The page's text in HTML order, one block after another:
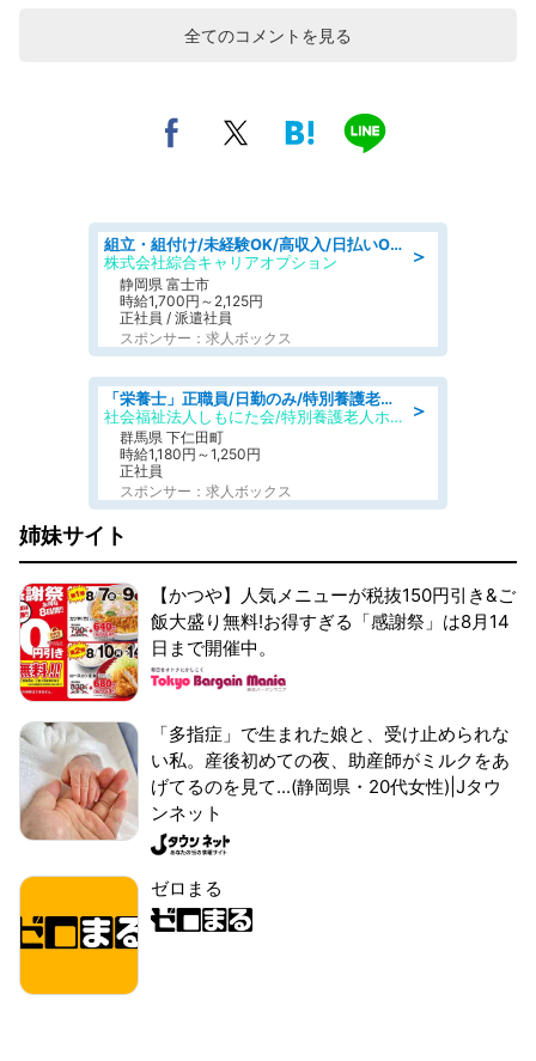
全てのコメントを見る
＞
組立・組付け/未経験OK/高収入/日払いOK/寮費無料/交替制
株式会社綜合キャリアオプション
静岡県 富士市
時給1,700円～2,125円
正社員 / 派遣社員
スポンサー：求人ボックス
＞
「栄養士」正職員/日勤のみ/特別養護老人ホーム
社会福祉法人しもにた会/特別養護老人ホーム かぶらの里
群馬県 下仁田町
時給1,180円～1,250円
正社員
スポンサー：求人ボックス
姉妹サイト
【かつや】人気メニューが税抜150円引き&ご
飯大盛り無料!お得すぎる「感謝祭」は8月14
日まで開催中。
「多指症」で生まれた娘と、受け止められな
い私。産後初めての夜、助産師がミルクをあ
げてるのを見て...(静岡県・20代女性)|Jタウ
ンネット
ゼロまる